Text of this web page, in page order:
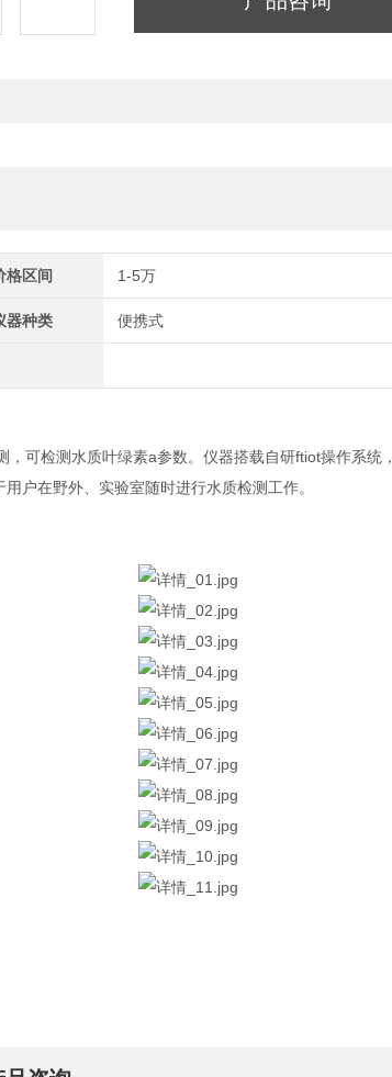
格区间 1-5万
器种类 便携式
，可检测水质叶绿素a参数。仪器搭载自研ftiot操作系统
户在野外、实验室随时进行水质检测工作。